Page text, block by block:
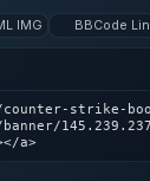
IMG BBCode
strike-
a>